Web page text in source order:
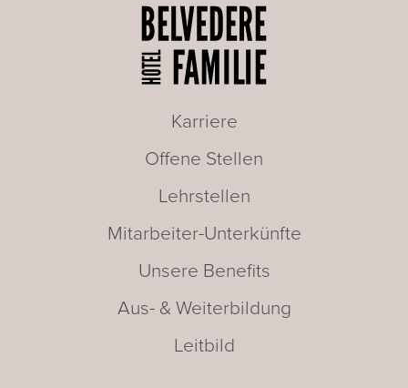
Karriere
Offene Stellen
Lehrstellen
Mitarbeiter-Unterkünfte
Unsere Benefits
Aus- & Weiterbildung
Leitbild